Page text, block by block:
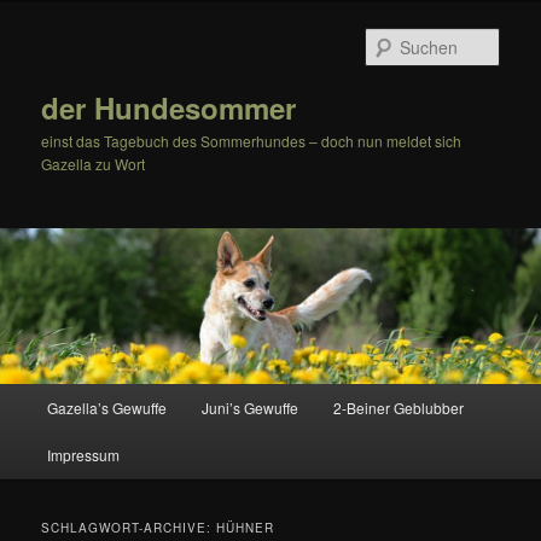
der Hundesommer
einst das Tagebuch des Sommerhundes – doch nun meldet sich
Gazella zu Wort
Gazella’s Gewuffe Juni’s Gewuffe 2-Beiner Geblubber
Impressum
SCHLAGWORT-ARCHIVE:HÜHNER